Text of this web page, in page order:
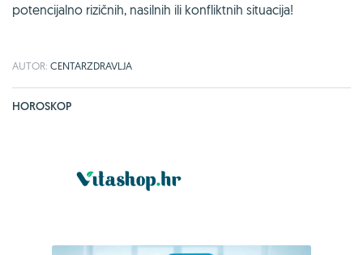
potencijalno rizičnih, nasilnih ili konfliktnih situacija!
AUTOR: CENTARZDRAVLJA
HOROSKOP